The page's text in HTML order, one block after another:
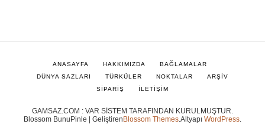
GAMSAZ.COM : VAR SİSTEM TARAFINDAN KURULMUŞTUR.
Blossom BunuPinle | Geliştiren Blossom Themes .Altyapı WordPress
ANASAYFA HAKKIMIZDA
BAĞLAMALAR
DÜNYA SAZLARI
TÜRKÜLER NOKTALAR
ARŞİV
SİPARİŞ
İLETİŞİM